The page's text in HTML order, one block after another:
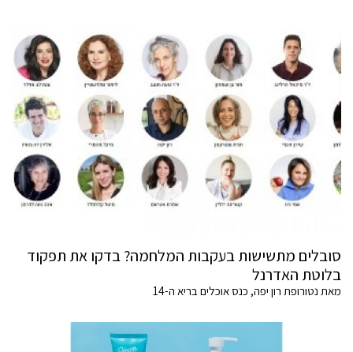
סובלים מתשישות בעקבות המלחמה? בדקו את תפקוד
בלוטת האדרנל
מאת נטורופת רון יפה, כנס אוכלים בריא ה-14